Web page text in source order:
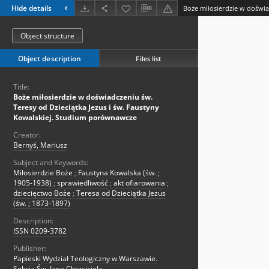
Hide details
Object structure
Object description Files list
Title:
Boże miłosierdzie w doświadczeniu św.
Teresy od Dzieciątka Jezus i św. Faustyny
Kowalskiej. Studium porównawcze
Creator:
Bernyś, Mariusz
Subject and Keywords:
Miłosierdzie Boże ; Faustyna Kowalska (św. ;
1905-1938) ; sprawiedliwość ; akt ofiarowania ;
dziecięctwo Boże ; Teresa od Dzieciątka Jezus
(św. ; 1873-1897)
Description:
ISSN 0209-3782
Publisher:
Papieski Wydział Teologiczny w Warszawie.